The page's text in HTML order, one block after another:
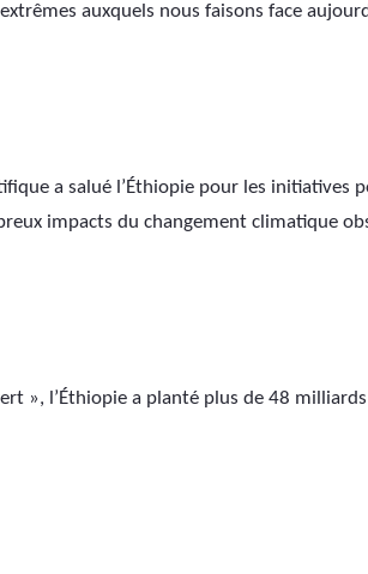
auxquels nous faisons face
a salué l’Éthiopie pour les initiatives
impacts du changement climatique
», l’Éthiopie a planté plus de 48